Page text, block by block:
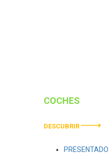
COCHES
DESCUBRIR
PRESENTADO